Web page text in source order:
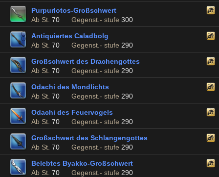
Purpurlotos-Großschwert
Ab St. 70 Gegenst.- stufe 300
Antiquiertes Caladbolg
Ab St. 70 Gegenst.- stufe 290
Großschwert des Drachengottes
Ab St. 70 Gegenst.- stufe 290
Odachi des Mondlichts
Ab St. 70 Gegenst.- stufe 290
Odachi des Feuervogels
Ab St. 70 Gegenst.- stufe 290
Großschwert des Schlangengottes
Ab St. 70 Gegenst.- stufe 290
Belebtes Byakko-Großschwert
Ab St. 70 Gegenst.- stufe 290